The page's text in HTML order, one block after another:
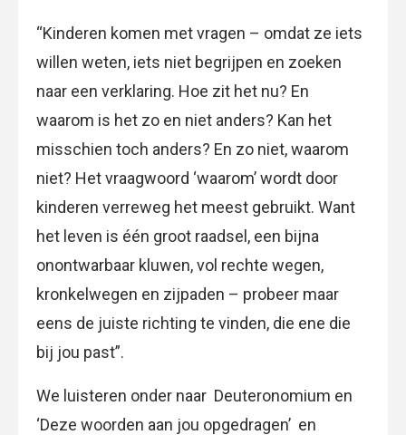
“Kinderen komen met vragen – omdat ze iets
willen weten, iets niet begrijpen en zoeken
naar een verklaring. Hoe zit het nu? En
waarom is het zo en niet anders? Kan het
misschien toch anders? En zo niet, waarom
niet? Het vraagwoord ‘waarom’ wordt door
kinderen verreweg het meest gebruikt. Want
het leven is één groot raadsel, een bijna
onontwarbaar kluwen, vol rechte wegen,
kronkelwegen en zijpaden – probeer maar
eens de juiste richting te vinden, die ene die
bij jou past”.
We luisteren onder naar Deuteronomium en
‘Deze woorden aan jou opgedragen’ en